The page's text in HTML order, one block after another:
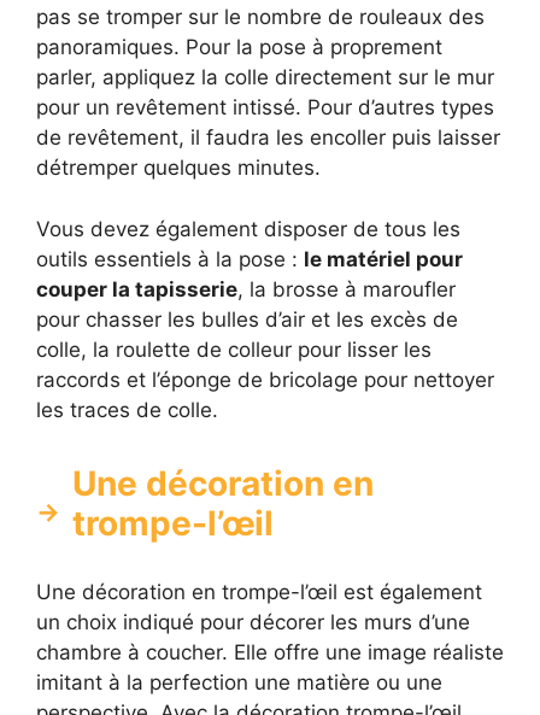
pas se tromper sur le nombre de rouleaux des
panoramiques. Pour la pose à proprement
parler, appliquez la colle directement sur le mur
pour un revêtement intissé. Pour d’autres types
de revêtement, il faudra les encoller puis laisser
détremper quelques minutes.
Vous devez également disposer de tous les
outils essentiels à la pose : le matériel pour
couper la tapisserie, la brosse à maroufler
pour chasser les bulles d’air et les excès de
colle, la roulette de colleur pour lisser les
raccords et l’éponge de bricolage pour nettoyer
les traces de colle.
Une décoration en
trompe-l’œil
Une décoration en trompe-l’œil est également
un choix indiqué pour décorer les murs d’une
chambre à coucher. Elle offre une image réaliste
imitant à la perfection une matière ou une